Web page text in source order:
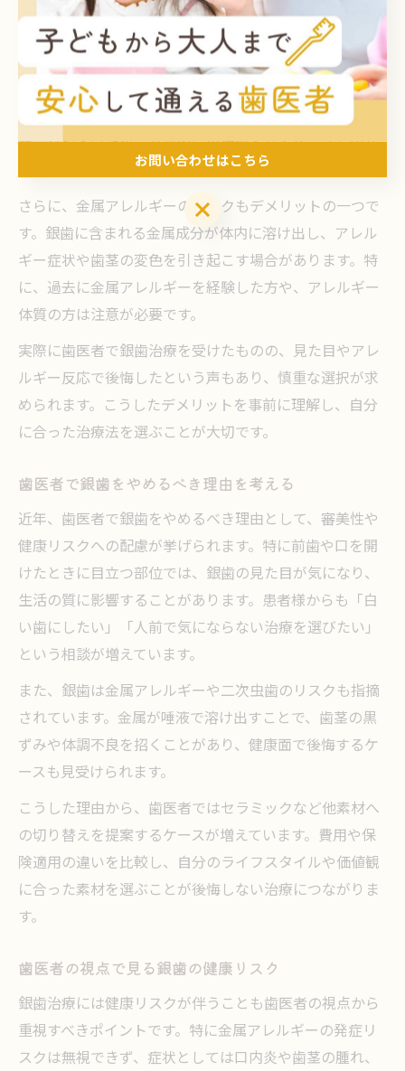
銀歯治療には、保険適用で費用負担が抑えられるという
メリットがある一方、見た目や健康面でのデメリットも
無視できません。歯医者の立場から見ても、銀歯は金属
特有の光沢が目立ちやすく、笑ったときに気になるとい
う声が多く寄せられています。また、経年劣化や変色が
起こりやすいため、将来的に再治療となるケースも少な
さらに、金属アレルギーのリスクもデメリットの一つで
す。銀歯に含まれる金属成分が体内に溶け出し、アレル
ギー症状や歯茎の変色を引き起こす場合があります。特
に、過去に金属アレルギーを経験した方や、アレルギー
体質の方は注意が必要です。
実際に歯医者で銀歯治療を受けたものの、見た目やアレ
ルギー反応で後悔したという声もあり、慎重な選択が求
められます。こうしたデメリットを事前に理解し、自分
に合った治療法を選ぶことが大切です。
歯医者で銀歯をやめるべき理由を考える
近年、歯医者で銀歯をやめるべき理由として、審美性や
健康リスクへの配慮が挙げられます。特に前歯や口を開
けたときに目立つ部位では、銀歯の見た目が気になり、
生活の質に影響することがあります。患者様からも「白
い歯にしたい」「人前で気にならない治療を選びたい」
という相談が増えています。
また、銀歯は金属アレルギーや二次虫歯のリスクも指摘
されています。金属が唾液で溶け出すことで、歯茎の黒
ずみや体調不良を招くことがあり、健康面で後悔するケ
ースも見受けられます。
こうした理由から、歯医者ではセラミックなど他素材へ
の切り替えを提案するケースが増えています。費用や保
険適用の違いを比較し、自分のライフスタイルや価値観
に合った素材を選ぶことが後悔しない治療につながりま
す。
歯医者の視点で見る銀歯の健康リスク
銀歯治療には健康リスクが伴うことも歯医者の視点から
重視すべきポイントです。特に金属アレルギーの発症リ
スクは無視できず、症状としては口内炎や歯茎の腫れ、
お問い合わせはこちら
お問い合わせはこちら